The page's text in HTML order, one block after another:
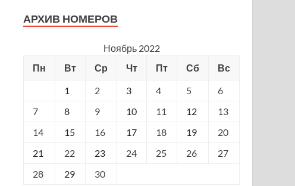
АРХИВ НОМЕРОВ
Ноябрь 2022
Пн
Вт Ср Чт Пт Сб
Вс
1
2 3 4 5
6
7
8 9 10 11 12
13
14
15 16 17 18 19
20
21
22 23 24 25 26
27
28
29 30